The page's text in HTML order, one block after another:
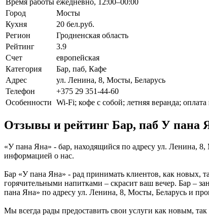
Город
Мосты
Кухня
20 бел.руб.
Регион
Гродненская область
Рейтинг
3.9
Счет
европейская
Категория
Бар, паб, Кафе
Адрес
ул. Ленина, 8, Мосты, Беларусь
Телефон
+375 29 351-44-60
Особенности Wi-Fi; кофе с собой; летняя веранда; оплата
Отзывы и рейтинг Бар, паб У пана
«У пана Яна» - бар, находящийся по адресу ул. Ленина,
информацией о нас.
Бар «У пана Яна» - рад принимать клиентов, как новых,
горячительными напитками – скрасит ваш вечер. Бар –
пана Яна» по адресу ул. Ленина, 8, Мосты, Беларусь и
Мы всегда рады предоставить свои услуги как новым,